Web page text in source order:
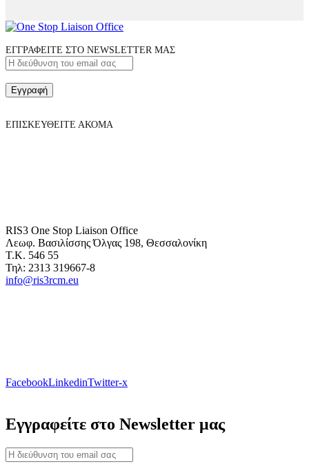
ΕΓΓΡΑΦΕΙΤΕ ΣΤΟ NEWSLETTER ΜΑΣ
Εγγραφή
ΕΠΙΣΚΕΥΘΕΙΤΕ ΑΚΟΜΑ
RIS3 One Stop Liaison Office
Λεωφ. Βασιλίσσης Όλγας 198, Θεσσαλονίκη
Τ.Κ. 546 55
Τηλ: 2313 319667-8
info@ris3rcm.eu
FacebookLinkedinTwitter-x
Εγγραφείτε στο Newsletter μας